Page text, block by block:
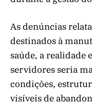
As denúncias
destinados à
saúde, a realidade
servidores seria
condições,
visíveis de